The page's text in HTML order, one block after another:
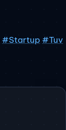
#Startup #Tuv